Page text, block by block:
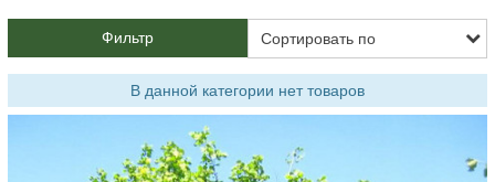
Фильтр
В данной категории нет товаров